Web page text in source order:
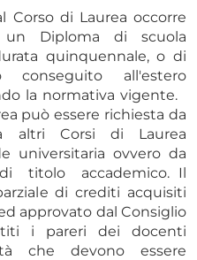
Corso di Laurea occorre
Diploma di scuola
quinquennale, o di
all'estero
la normativa vigente.
può essere richiesta da
altri Corsi di Laurea
universitaria ovvero da
titolo accademico. Il
di crediti acquisiti
approvato dal Consiglio
i pareri dei docenti
che devono essere